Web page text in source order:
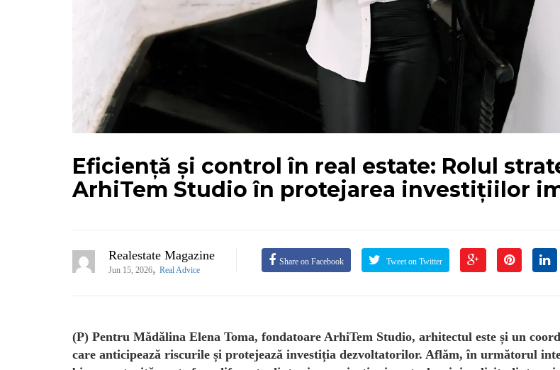
Eficiență și control în real estate: Rolul
ArhiTem Studio în protejarea investițiilor
Realestate Magazine
Jun 15, 2026, Real Advice
Share on Facebook Tweet on Twitter
(P) Pentru Mădălina Elena Toma, fondatoare ArhiTem Studio, arhitectul este și un
care anticipează riscurile și protejează investiția dezvoltatorilor. Aflăm, în următorul